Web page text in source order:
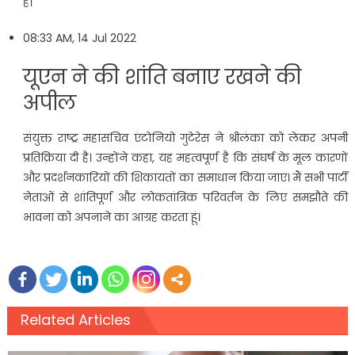
08:33 AM, 14 Jul 2022
यूएन ने की शांति बनाए रखने की
अपील
संयुक्त राष्ट्र महासचिव एंटोनियो गुटेरेस ने श्रीलंका को लेकर अपनी
प्रतिक्रिया दी है। उन्होंने कहा, यह महत्वपूर्ण है कि संघर्ष के मूल कारणों
और प्रदर्शनकारियों की शिकायतों का समाधान किया जाए। मैं सभी पार्टी
नेताओं से शांतिपूर्ण और लोकतांत्रिक परिवर्तन के लिए समझौते की
भावना को अपनाने का आग्रह करता हूं।
Related Articles